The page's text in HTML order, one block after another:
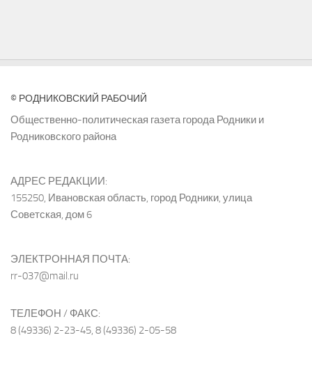
© РОДНИКОВСКИЙ РАБОЧИЙ
Общественно-политическая газета города Родники и
Родниковского района
АДРЕС РЕДАКЦИИ:
155250, Ивановская область, город Родники, улица
Советская, дом 6
ЭЛЕКТРОННАЯ ПОЧТА:
rr-037@mail.ru
ТЕЛЕФОН / ФАКС:
8 (49336) 2-23-45, 8 (49336) 2-05-58